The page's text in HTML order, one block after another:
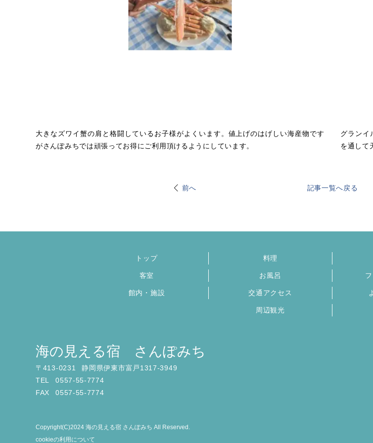
大きなズワイ蟹の肩と格闘しているお子様がよくいます。値上げのはげしい海産物です
がさんぽみちでは頑張ってお得にご利用頂けるようにしています。
グランイ
を通して
前へ 記事一覧へ戻る
トップ
客室
館内・施設
料理
お風呂
交通アクセス
周辺観光
海の見える宿 さんぽみち
〒 413-0231
静岡県伊東市富戸1317-3949
TEL
0557-55-7774
FAX
0557-55-7774
Copyright(C)2024 海の見える宿 さんぽみち All Reserved.
cookieの利用について